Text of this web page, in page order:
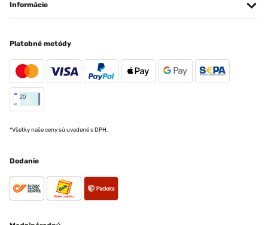
Informácie
Platobné metódy
*Všetky naše ceny sú uvedené s DPH.
Dodanie